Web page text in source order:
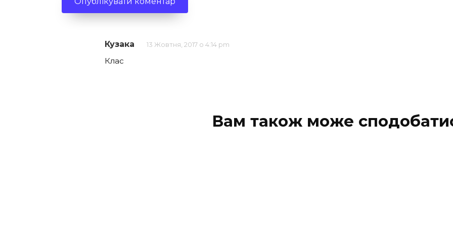
Кузака 13 Жовтня, 2017 о 4:14 pm
Клас
Вам також може